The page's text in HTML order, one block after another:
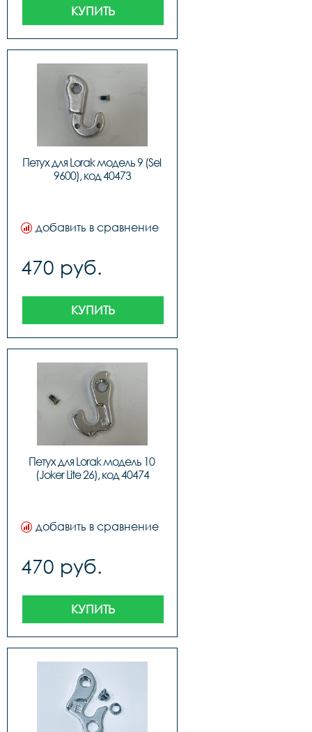
КУПИТЬ
Петух для Lorak модель 9 (Sel
9600), код 40473
добавить в сравнение
470 руб.
КУПИТЬ
Петух для Lorak модель 10
(Joker Lite 26), код 40474
добавить в сравнение
470 руб.
КУПИТЬ